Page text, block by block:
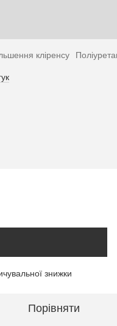
кліренсу
знижки
Порівняти